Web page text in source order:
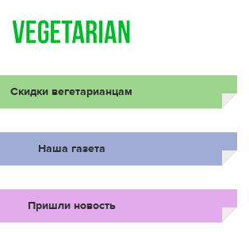
Скидки вегетарианцам
Наша газета
Пришли новость